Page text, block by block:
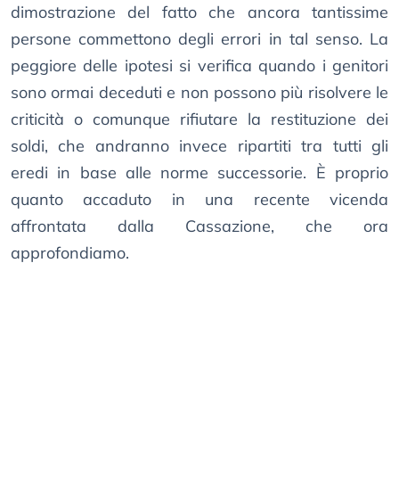
dimostrazione del fatto che ancora tantissime
persone commettono degli errori in tal senso. La
peggiore delle ipotesi si verifica quando i genitori
sono ormai deceduti e non possono più risolvere le
criticità o comunque rifiutare la restituzione dei
soldi, che andranno invece ripartiti tra tutti gli
eredi in base alle norme successorie. È proprio
quanto accaduto in una recente vicenda
affrontata dalla Cassazione, che ora
approfondiamo.